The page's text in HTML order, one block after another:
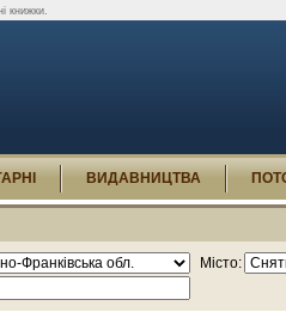
книжки.
ВИДАВНИЦТВА
Місто: